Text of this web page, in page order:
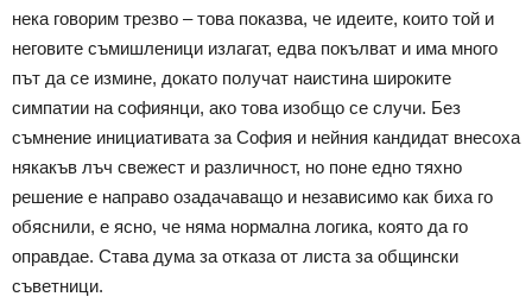
нека говорим трезво – това показва, че идеите, които той и
неговите съмишленици излагат, едва покълват и има много
път да се измине, докато получат наистина широките
симпатии на софиянци, ако това изобщо се случи. Без
съмнение инициативата за София и нейния кандидат внесоха
някакъв лъч свежест и различност, но поне едно тяхно
решение е направо озадачаващо и независимо как биха го
обяснили, е ясно, че няма нормална логика, която да го
оправдае. Става дума за отказа от листа за общински
съветници.